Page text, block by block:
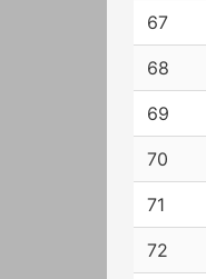
67
68
69
70
71
72